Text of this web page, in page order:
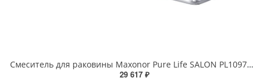
Смеситель для раковины Maxonor Pure Life SALON PL1097 INSOMNIA хром
29 617 ₽